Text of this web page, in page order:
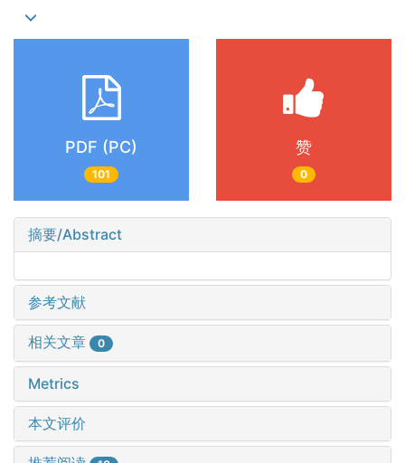
PDF (PC)
101
赞
0
摘要/Abstract
参考文献
相关文章 0
Metrics
本文评价